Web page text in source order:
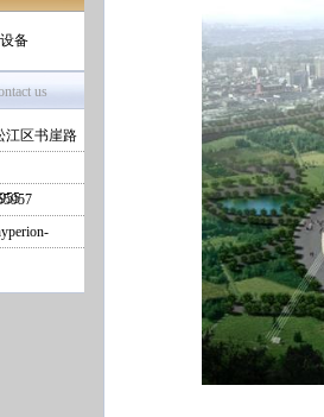
备
us
江区书崖路